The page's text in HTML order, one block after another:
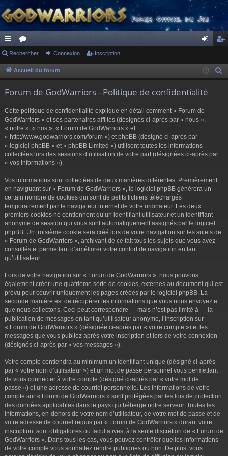
ac
co
s
or
u ne cri
Rechercher Connexion Inscription
Accueil du forum
Forum de GodWarriors - Politique de confidentialité
Cette politique de confidentialité explique en détail comment « Forum de
GodWarriors » et ses partenaires affiliés (désignés ci-après par « nous »,
« notre », « nos », « Forum de GodWarriors » et
« http://www.godwarriors.com/forum ») et phpBB (désigné ci-après par
« logiciel phpBB » et « phpBB Limited ») utilisent toutes les informations
collectées lors des sessions d’utilisation de votre part (désignées ci-après par
« vos informations »).
Vos informations sont collectées de deux manières différentes. Premièrement,
en naviguant sur « Forum de GodWarriors », le logiciel phpBB génèrera un
certain nombre de cookies qui sont de petits fichiers téléchargés
temporairement par le navigateur internet de votre ordinateur. Les deux
premiers cookies ne contiennent qu’un identifiant utilisateur et un identifiant
anonyme de session qui vous sont automatiquement assignés par le logiciel
phpBB. Un troisième cookie sera créé lors de votre navigation sur les sujets de
« Forum de GodWarriors », archivant de ce fait tous les sujets que vous avez
consultés et permettant d’améliorer votre confort de navigation en tant
qu’utilisateur.
Lors de votre navigation sur « Forum de GodWarriors », nous pouvons
également créer une quatrième sorte de cookies, externes au document qui est
prévu pour couvrir uniquement les pages créées par le logiciel phpBB. La
seconde manière est de récupérer les informations que vous nous envoyez et
que nous collectons. Ceci peut correspondre — mais n’est pas limité à — la
publication de messages en tant qu’utilisateur anonyme, l’inscription sur
« Forum de GodWarriors » (désignée ci-après par « votre compte ») et les
messages que vous publiez après votre inscription et lors de votre connexion
(désignés ci-après par « vos messages »).
Votre compte contiendra au minimum un identifiant unique (désigné ci-après
par « votre nom d’utilisateur ») et un mot de passe personnel vous permettant
de vous connecter à votre compte (désigné ci-après par « votre mot de
passe ») et une adresse de courriel personnelle. Les informations de votre
compte sur « Forum de GodWarriors » sont protégées par les lois de protection
des données applicables dans le pays qui héberge notre serveur. Toutes les
informations, en-dehors de votre nom d’utilisateur, de votre mot de passe et de
votre adresse de courriel requis par « Forum de GodWarriors » durant votre
inscription, sont obligatoires ou facultatives, à la seule discrétion de « Forum de
GodWarriors ». Dans tous les cas, vous pouvez contrôler quelles informations
de votre compte vous souhaitez rendre publiques ou non. De plus, vous